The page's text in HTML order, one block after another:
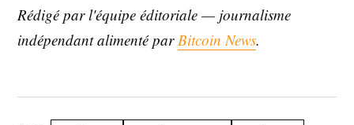
Rédigé par l'équipe éditoriale — journalisme
indépendant alimenté parBitcoin News.